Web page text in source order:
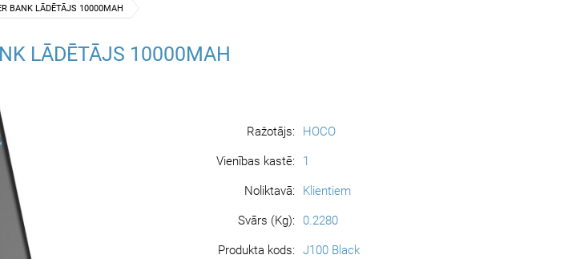
BANK LĀDĒTĀJS 10000MAH
LĀDĒTĀJS 10000MAH
Ražotājs: HOCO
Vienības kastē: 1
Noliktavā: Klientiem
Svārs (Kg): 0.2280
Produkta kods: J100 Black